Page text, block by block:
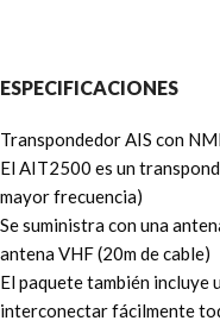
ESPECIFICACIONES
Transpondedor AIS con
El AIT2500 es un
mayor frecuencia)
Se suministra con una
antena VHF (20m de cable)
El paquete también incluye
interconectar fácilmente